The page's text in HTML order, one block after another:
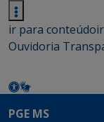
ir para conteúdo
Ouvidoria
PGE MS